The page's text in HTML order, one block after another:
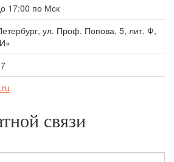
17:00 по Мск
ул. Проф. Попова, 5, лит. Ф,
связи